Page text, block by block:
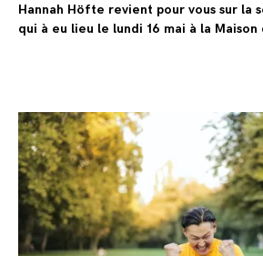
Hannah Höfte revient pour vous sur la
qui à eu lieu le lundi 16 mai à la Maison